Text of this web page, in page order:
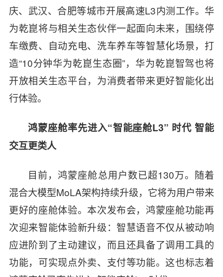
庆、武汉、合肥等城市开展高速L3内测工作。华
为乾崑将与相关生态伙伴一起面向未来，围绕停
车缴费、自动充电、洗车养车等智慧化场景，打
造“10分钟华为乾崑生态圈”，华为乾崑智驾也将
开放相关生态平台，为消费者带来更好智能化出
行体验。
鸿蒙座舱率先进入“智能座舱L3” 时代 智能
交互更类人
目前，鸿蒙座舱总用户数已超130万。随着
混合大模型MoLA架构持续升级，它将为用户带来
更好的座舱体验。本次发布会，鸿蒙座舱功能再
次迎来智能体验新升级：智慧语音不仅从被动响
应进阶到了主动建议，而且还具备了调用工具的
功能，可实现点外卖、支付等功能。这也标志着